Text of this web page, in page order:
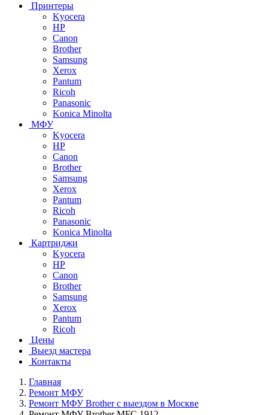
Принтеры
Kyocera
HP
Canon
Brother
Samsung
Xerox
Pantum
Ricoh
Panasonic
Konica Minolta
МФУ
Kyocera
HP
Canon
Brother
Samsung
Xerox
Pantum
Ricoh
Panasonic
Konica Minolta
Картриджи
Kyocera
HP
Canon
Brother
Samsung
Xerox
Pantum
Ricoh
Цены
Выезд мастера
Контакты
Главная
Ремонт МФУ
Ремонт МФУ Brother с выездом в Москве